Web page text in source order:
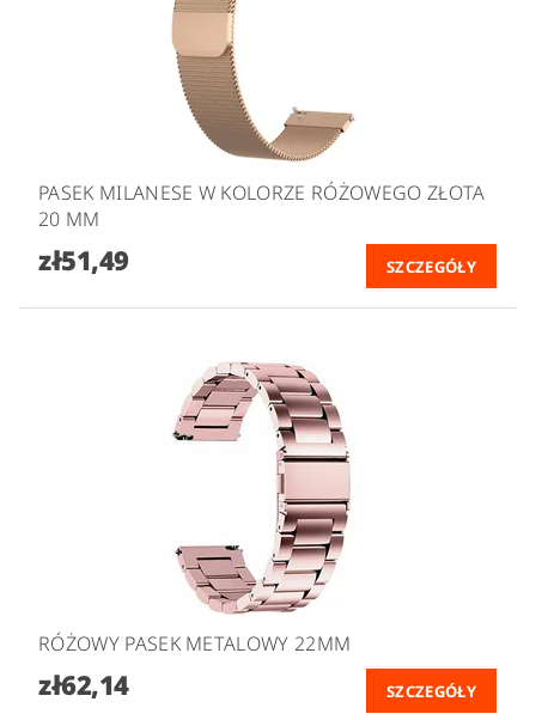
PASEK MILANESE W KOLORZE RÓŻOWEGO ZŁOTA
20 MM
zł51,49 SZCZEGÓŁY
RÓŻOWY PASEK METALOWY 22MM
zł62,14 SZCZEGÓŁY